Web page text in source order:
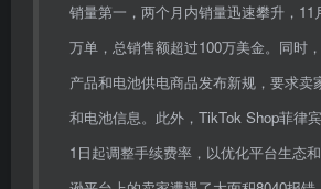
销量第一，两个月内销量迅速攀升，11
万单，总销售额超过100万美金。同时
产品和电池供电商品发布新规，要求卖
和电池信息。此外，TikTok Shop菲律
1日起调整手续费率，以优化平台生态